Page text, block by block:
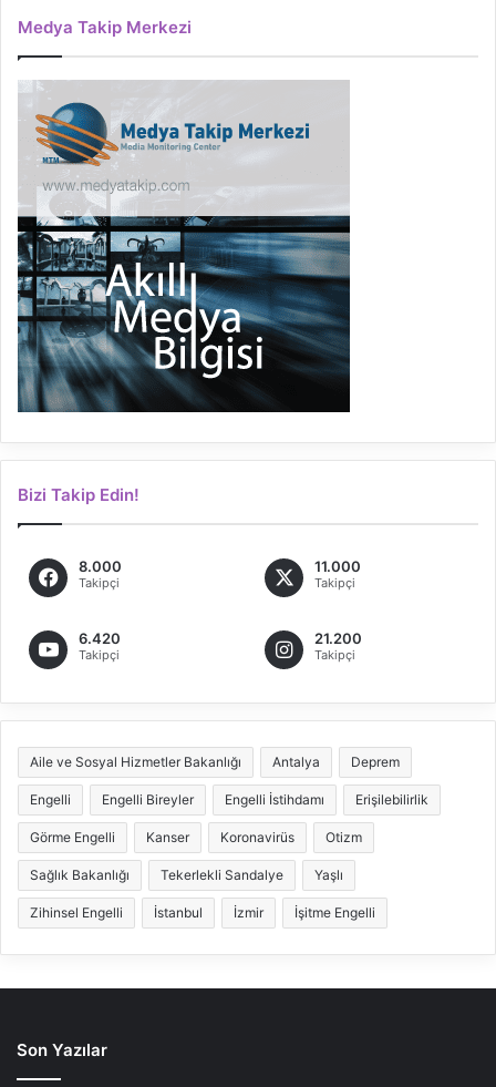
Medya Takip Merkezi
Bizi Takip Edin!
8.000
Takipçi
11.000
Takipçi
6.420
Takipçi
21.200
Takipçi
Aile ve Sosyal Hizmetler Bakanlığı Antalya Deprem
Engelli Engelli Bireyler Engelli İstihdamı Erişilebilirlik
Görme Engelli Kanser Koronavirüs Otizm
Sağlık Bakanlığı Tekerlekli Sandalye Yaşlı
Zihinsel Engelli İstanbul İzmir İşitme Engelli
Son Yazılar